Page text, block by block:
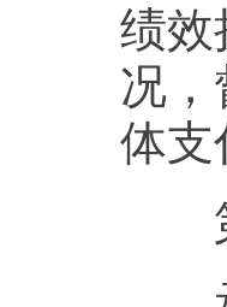
绩效
况，
体支
第